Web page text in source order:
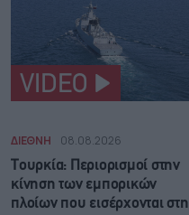
VIDEO
ΔΙΕΘΝΗ 08.08.2026
Τουρκία: Περιορισμοί στην
κίνηση των εμπορικών
πλοίων που εισέρχονται στη